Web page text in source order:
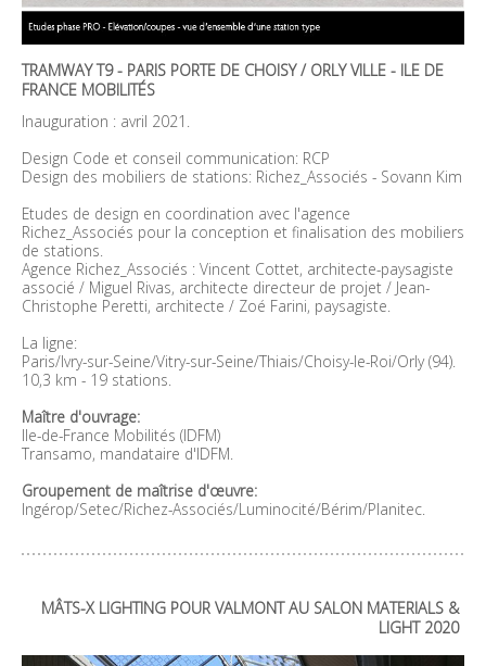
TRAMWAY T9 - PARIS PORTE DE CHOISY / ORLY VILLE - ILE DE
FRANCE MOBILITÉS
Inauguration : avril 2021.
Design Code et conseil communication: RCP
Design des mobiliers de stations: Richez_Associés - Sovann Kim
Etudes de design en coordination avec l'agence
Richez_Associés pour la conception et finalisation des mobiliers
de stations.
Agence Richez_Associés : Vincent Cottet, architecte-paysagiste
associé / Miguel Rivas, architecte directeur de projet / Jean-
Christophe Peretti, architecte / Zoé Farini, paysagiste.
La ligne:
Paris/Ivry-sur-Seine/Vitry-sur-Seine/Thiais/Choisy-le-Roi/Orly (94).
10,3 km - 19 stations.
Maître d'ouvrage:
Ile-de-France Mobilités (IDFM)
Transamo, mandataire d'IDFM.
Groupement de maîtrise d'œuvre:
Ingérop/Setec/Richez-Associés/Luminocité/Bérim/Planitec.
MÂTS-X LIGHTING POUR VALMONT AU SALON MATERIALS &
LIGHT 2020